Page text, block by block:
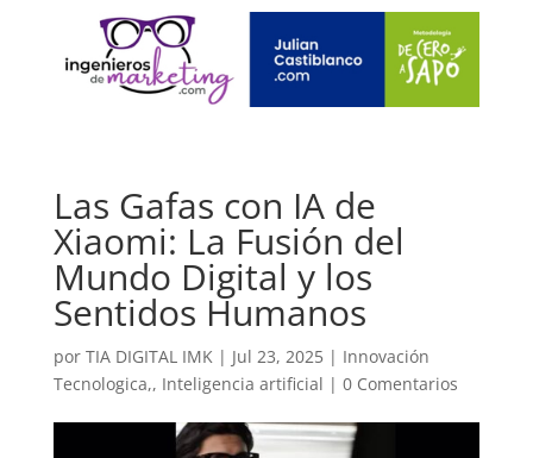
Las Gafas con IA de
Xiaomi: La Fusión del
Mundo Digital y los
Sentidos Humanos
por TIA DIGITAL IMK | Jul 23, 2025| Innovación
Tecnologica,, Inteligencia artificial | 0 Comentarios